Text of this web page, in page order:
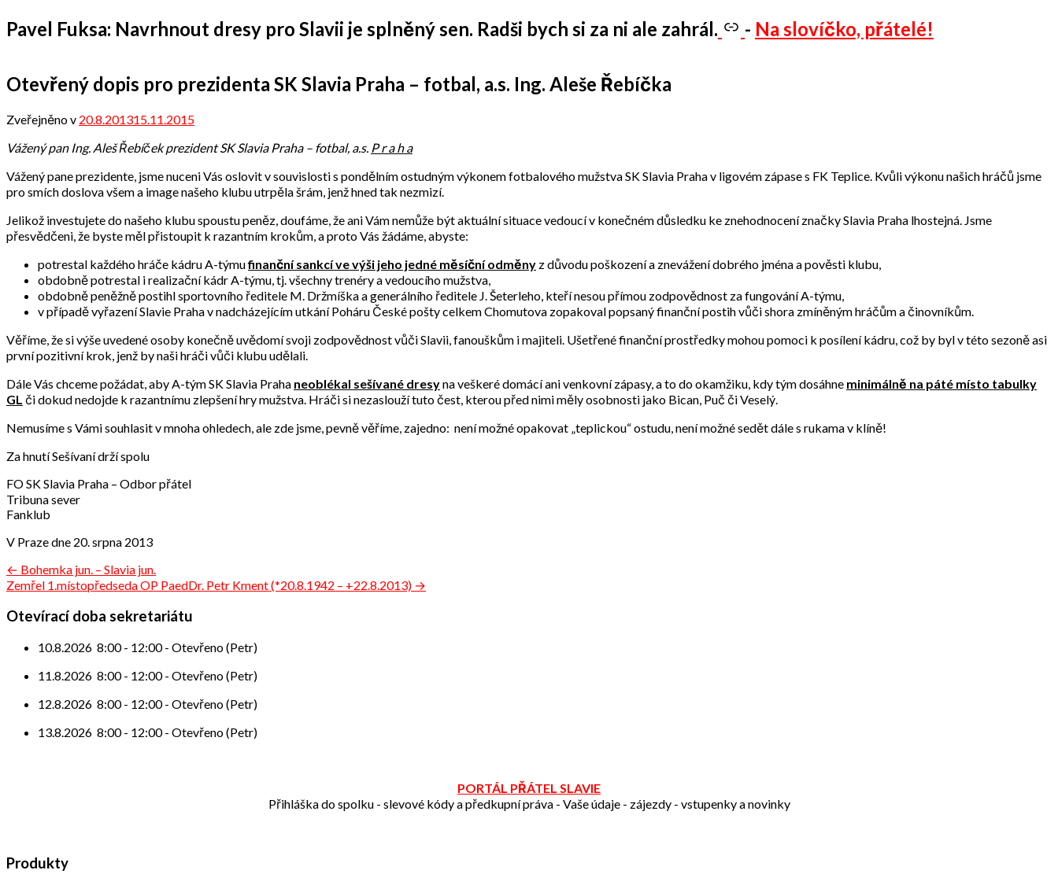
Pavel Fuksa: Navrhnout dresy pro Slavii je splněný sen. Radši bych si za ni ale zahrál. - Na slovíčko, přátelé!
Otevřený dopis pro prezidenta SK Slavia Praha – fotbal, a.s. Ing. Aleše Řebíčka
Zveřejněno v 20.8.201315.11.2015
Vážený pan Ing. Aleš Řebíček prezident SK Slavia Praha – fotbal, a.s. P r a h a
Vážený pane prezidente, jsme nuceni Vás oslovit v souvislosti s pondělním ostudným výkonem fotbalového mužstva SK Slavia Praha v ligovém zápase s FK Teplice. Kvůli výkonu našich hráčů jsme
pro smích doslova všem a image našeho klubu utrpěla šrám, jenž hned tak nezmizí.
Jelikož investujete do našeho klubu spoustu peněz, doufáme, že ani Vám nemůže být aktuální situace vedoucí v konečném důsledku ke znehodnocení značky Slavia Praha lhostejná. Jsme
přesvědčeni, že byste měl přistoupit k razantním krokům, a proto Vás žádáme, abyste:
potrestal každého hráče kádru A-týmufinanční sankcí ve výši jeho jedné měsíční odměny z důvodu poškození a znevážení dobrého jména a pověsti klubu,
obdobně potrestal i realizační kádr A-týmu, tj. všechny trenéry a vedoucího mužstva,
obdobně peněžně postihl sportovního ředitele M. Držmíška a generálního ředitele J. Šeterleho, kteří nesou přímou zodpovědnost za fungování A-týmu,
v případě vyřazení Slavie Praha v nadcházejícím utkání Poháru České pošty celkem Chomutova zopakoval popsaný finanční postih vůči shora zmíněným hráčům a činovníkům.
Věříme, že si výše uvedené osoby konečně uvědomí svoji zodpovědnost vůči Slavii, fanouškům i majiteli. Ušetřené finanční prostředky mohou pomoci k posílení kádru, což by byl v této sezoně asi
první pozitivní krok, jenž by naši hráči vůči klubu udělali.
Dále Vás chceme požádat, aby A-tým SK Slavia Praha neoblékal sešívané dresyna veškeré domácí ani venkovní zápasy, a to do okamžiku, kdy tým dosáhne minimálně na páté místo tabulky
GL či dokud nedojde k razantnímu zlepšení hry mužstva. Hráči si nezaslouží tuto čest, kterou před nimi měly osobnosti jako Bican, Puč či Veselý.
Nemusíme s Vámi souhlasit v mnoha ohledech, ale zde jsme, pevně věříme, zajedno: není možné opakovat „teplickou“ ostudu, není možné sedět dále s rukama v klíně!
Za hnutí Sešívaní drží spolu
FO SK Slavia Praha – Odbor přátel
Tribuna sever
Fanklub
V Praze dne 20. srpna 2013
Navigace
pro
příspěvek
← Bohemka jun. – Slavia jun.
Zemřel 1.místopředseda OP PaedDr. Petr Kment (*20.8.1942 – +22.8.2013) →
Otevírací doba sekretariátu
10.8.2026 8:00- 12:00- Otevřeno (Petr)
11.8.2026 8:00- 12:00- Otevřeno (Petr)
12.8.2026 8:00- 12:00- Otevřeno (Petr)
13.8.2026 8:00- 12:00- Otevřeno (Petr)
PORTÁL PŘÁTEL SLAVIE
Přihláška do spolku - slevové kódy a předkupní práva - Vaše údaje - zájezdy - vstupenky a novinky
Produkty